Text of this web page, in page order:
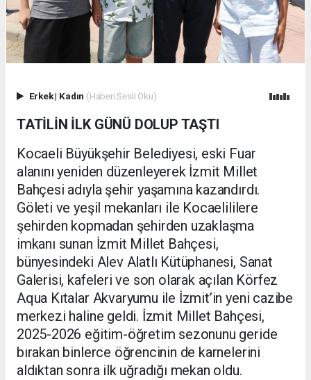
Erkek| Kadın (Haberi Sesli Oku)
TATİLİN İLK GÜNÜ DOLUP TAŞTI
Kocaeli Büyükşehir Belediyesi, eski Fuar
alanını yeniden düzenleyerek İzmit Millet
Bahçesi adıyla şehir yaşamına kazandırdı.
Göleti ve yeşil mekanları ile Kocaelililere
şehirden kopmadan şehirden uzaklaşma
imkanı sunan İzmit Millet Bahçesi,
bünyesindeki Alev Alatlı Kütüphanesi, Sanat
Galerisi, kafeleri ve son olarak açılan Körfez
Aqua Kıtalar Akvaryumu ile İzmit’in yeni cazibe
merkezi haline geldi. İzmit Millet Bahçesi,
2025-2026 eğitim-öğretim sezonunu geride
bırakan binlerce öğrencinin de karnelerini
aldıktan sonra ilk uğradığı mekan oldu.